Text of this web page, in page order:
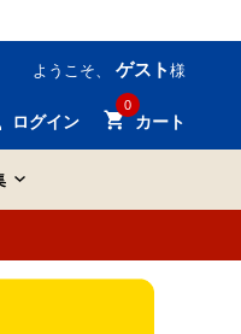
ようこそ、 ゲスト 様
ログイン
0
カート